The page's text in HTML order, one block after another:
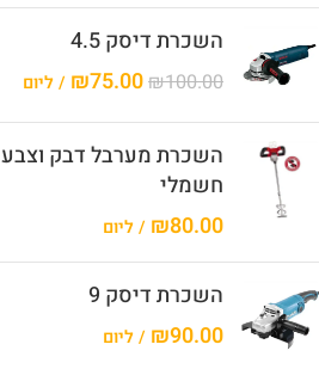
השכרת דיסק 4.5
₪100.00
₪75.00 / ליום
השכרת מערבל דבק וצבע
חשמלי
₪80.00 / ליום
השכרת דיסק 9
₪90.00 / ליום